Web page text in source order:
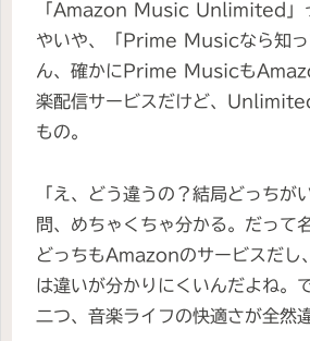
「Amazon Music Unlimited」
やいや、「Prime Musicなら知っ
ん、確かにPrime Musicも
楽配信サービスだけど、
もの。
「え、どう違うの？結局どっちが
問、めちゃくちゃ分かる。だって
どっちもAmazonのサービスだし
は違いが分かりにくいんだよね。
二つ、音楽ライフの快適さが全然